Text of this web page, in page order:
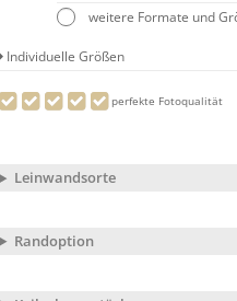
weitere Formate und
Individuelle Größen
perfekte Fotoqualität
Leinwandsorte
Randoption